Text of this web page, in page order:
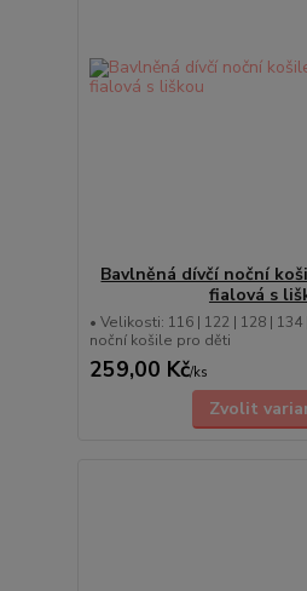
Bavlněná dívčí noční
fialová s
• Velikosti: 116 | 122 | 128 |
noční košile pro děti
259,00 Kč/ks
Zvolit